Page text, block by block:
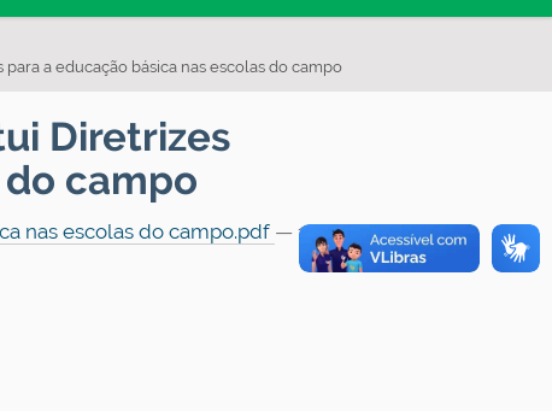
a educação básica nas escolas do campo
Diretrizes
campo
nas escolas do campo.pdf — 16.2 KB